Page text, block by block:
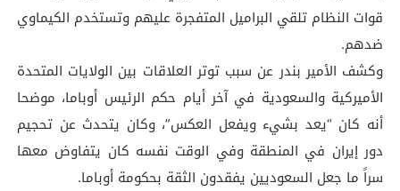
قوات النظام تلقي البراميل المتفجرة عليهم وتستخدم الكيماوي
ضدهم.
وكشف الأمير بندر عن سبب توتر العلاقات بين الولايات المتحدة
الأميركية والسعودية في آخر أيام حكم الرئيس أوباما، موضحا
أنه كان “يعد بشيء ويفعل العكس”، وكان يتحدث عن تحجيم
دور إيران في المنطقة وفي الوقت نفسه كان يتفاوض معها
سراً ما جعل السعوديين يفقدون الثقة بحكومة أوباما.